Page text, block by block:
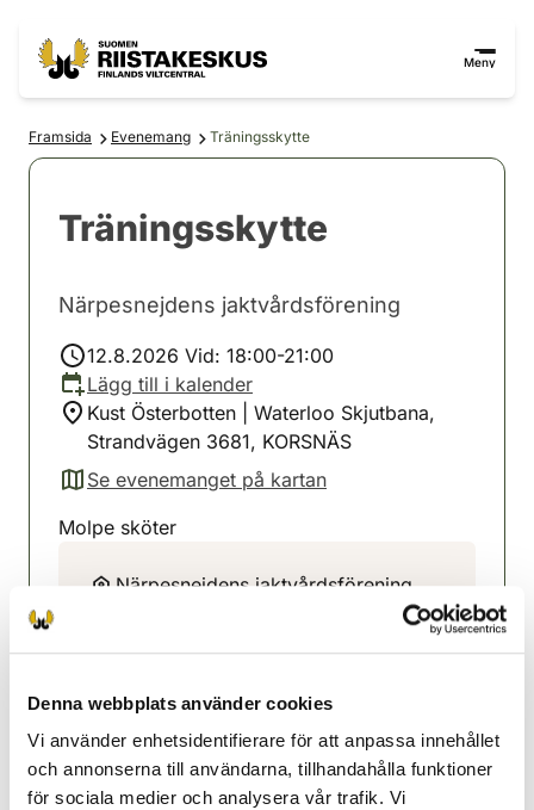
Denna webbplats använder cookies
Vi använder enhetsidentifierare för att anpassa innehållet
och annonserna till användarna, tillhandahålla funktioner
för sociala medier och analysera vår trafik. Vi
Meny
Framsida Evenemang Träningsskytte
Träningsskytte
Närpesnejdens jaktvårdsförening
12.8.2026 Vid: 18:00-21:00
Lägg till i kalender
Kust Österbotten | Waterloo Skjutbana,
Strandvägen 3681, KORSNÄS
Se evenemanget på kartan
(avautuu uuteen välilehteen)
Molpe sköter
Närpesnejdens jaktvårdsförening